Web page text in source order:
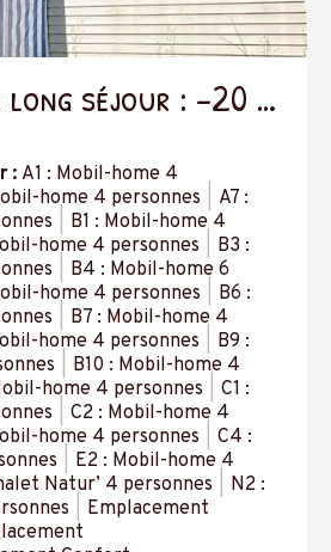
long séjour : -20 %
de 14 nuits
: A1 : Mobil-home 4
home 4 personnes
A7 :
B1 : Mobil-home 4
home 4 personnes
B3 :
B4 : Mobil-home 6
home 4 personnes
B6 :
B7 : Mobil-home 4
home 4 personnes
B9 :
B10 : Mobil-home 4
home 4 personnes
C1 :
C2 : Mobil-home 4
home 4 personnes
C4 :
E2 : Mobil-home 4
Natur’ 4 personnes
N2 :
Emplacement